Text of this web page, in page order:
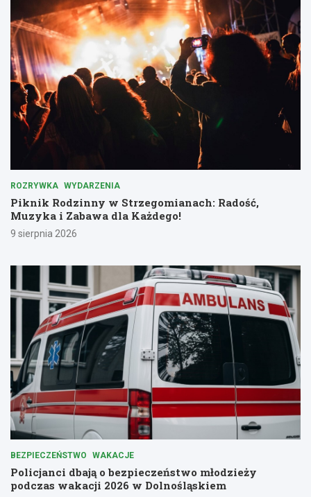
ROZRYWKA WYDARZENIA
Piknik Rodzinny w Strzegomianach: Radość,
Muzyka i Zabawa dla Każdego!
9 sierpnia 2026
BEZPIECZEŃSTWO WAKACJE
Policjanci dbają o bezpieczeństwo młodzieży
podczas wakacji 2026 w Dolnośląskiem